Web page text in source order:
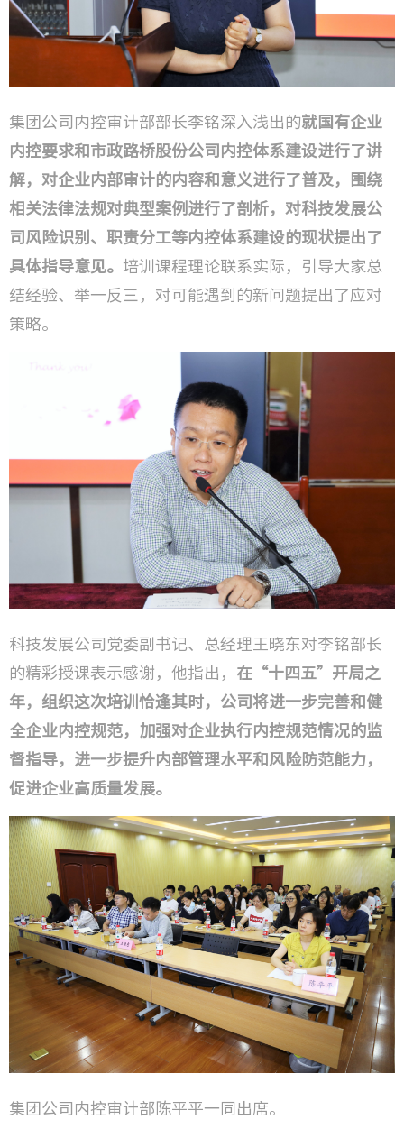
集团公司内控审计部部长李铭深入浅出的就国有企业
内控要求和市政路桥股份公司内控体系建设进行了讲
解，对企业内部审计的内容和意义进行了普及，围绕
相关法律法规对典型案例进行了剖析，对科技发展公
司风险识别、职责分工等内控体系建设的现状提出了
具体指导意见。 培训课程理论联系实际，引导大家总
结经验、举一反三，对可能遇到的新问题提出了应对
策略。
科技发展公司党委副书记、总经理王晓东对李铭部长
的精彩授课表示感谢，他指出， 在“十四五”开局之
年，组织这次培训恰逢其时，公司将进一步完善和健
全企业内控规范，加强对企业执行内控规范情况的监
督指导，进一步提升内部管理水平和风险防范能力，
促进企业高质量发展。
集团公司内控审计部陈平平一同出席。